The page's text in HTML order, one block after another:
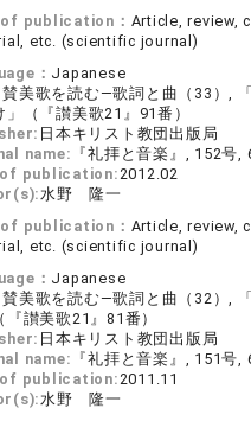
publication： Article, review,
etc. (scientific journal)
： Japanese
賛美歌を読む―歌詞と曲（33）,
」（『讃美歌21』91番）
日本キリスト教団出版局
name: 『礼拝と音楽』, 152号,
publication:2012.02
水野 隆一
publication： Article, review,
etc. (scientific journal)
： Japanese
賛美歌を読む―歌詞と曲（32）,
『讃美歌21』81番）
日本キリスト教団出版局
name: 『礼拝と音楽』, 151号,
publication:2011.11
水野 隆一